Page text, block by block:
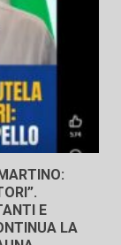
E
LA